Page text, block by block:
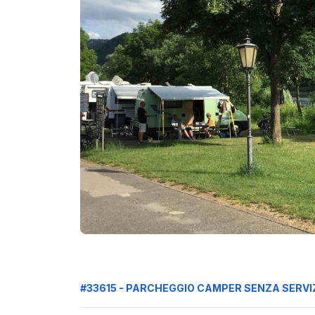
#33615 - PARCHEGGIO CAMPER SENZA